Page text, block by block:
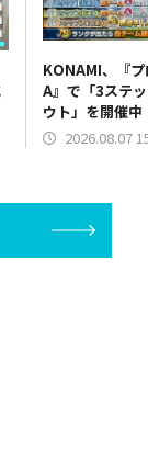
KONAMI、『
A』で「3ステ
ウト」を開催中
2026.08.07